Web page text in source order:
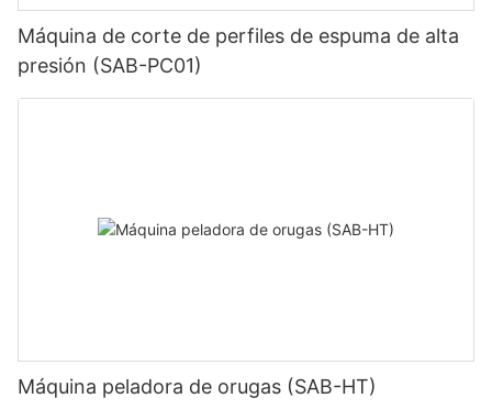
Máquina de corte de perfiles de espuma de alta
presión (SAB-PC01)
Máquina peladora de orugas (SAB-HT)